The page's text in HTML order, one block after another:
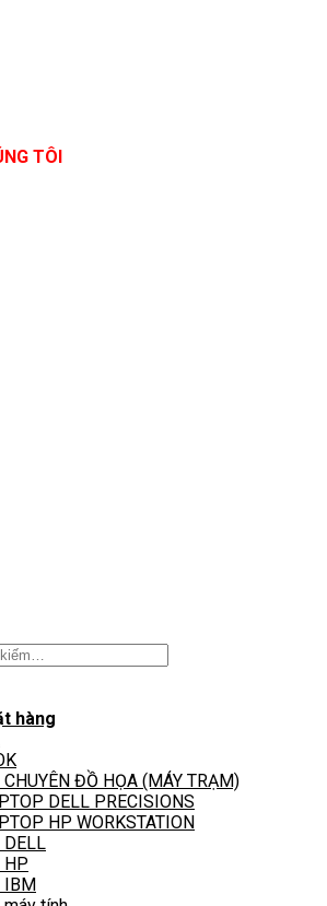
TÔI
hàng
CHUYÊN ĐỒ HỌA (MÁY TRẠM)
DELL PRECISIONS
HP WORKSTATION
DELL
HP
IBM